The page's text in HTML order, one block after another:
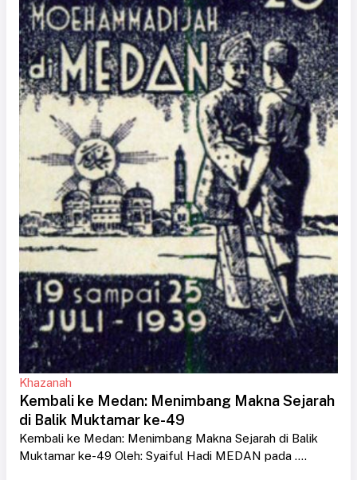
Khazanah
Kembali ke Medan: Menimbang Makna Sejarah
di Balik Muktamar ke-49
Kembali ke Medan: Menimbang Makna Sejarah di Balik
Muktamar ke-49 Oleh: Syaiful Hadi MEDAN pada ....